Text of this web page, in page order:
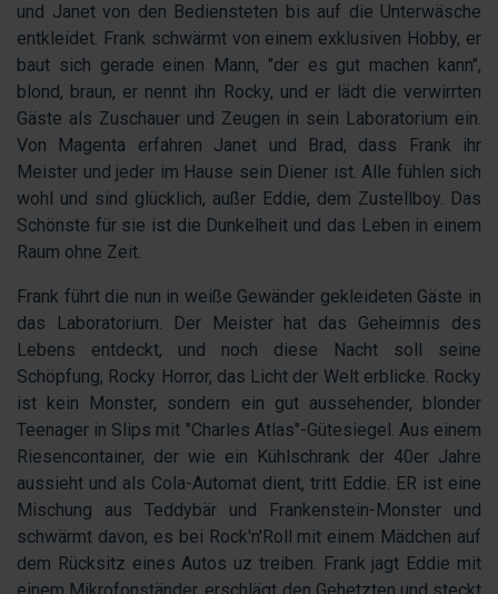
und Janet von den Bediensteten bis auf die Unterwäsche
entkleidet. Frank schwärmt von einem exklusiven Hobby, er
baut sich gerade einen Mann, "der es gut machen kann",
blond, braun, er nennt ihn Rocky, und er lädt die verwirrten
Gäste als Zuschauer und Zeugen in sein Laboratorium ein.
Von Magenta erfahren Janet und Brad, dass Frank ihr
Meister und jeder im Hause sein Diener ist. Alle fühlen sich
wohl und sind glücklich, außer Eddie, dem Zustellboy. Das
Schönste für sie ist die Dunkelheit und das Leben in einem
Raum ohne Zeit.
Frank führt die nun in weiße Gewänder gekleideten Gäste in
das Laboratorium. Der Meister hat das Geheimnis des
Lebens entdeckt, und noch diese Nacht soll seine
Schöpfung, Rocky Horror, das Licht der Welt erblicke. Rocky
ist kein Monster, sondern ein gut aussehender, blonder
Teenager in Slips mit "Charles Atlas"-Gütesiegel. Aus einem
Riesencontainer, der wie ein Kühlschrank der 40er Jahre
aussieht und als Cola-Automat dient, tritt Eddie. ER ist eine
Mischung aus Teddybär und Frankenstein-Monster und
schwärmt davon, es bei Rock'n'Roll mit einem Mädchen auf
dem Rücksitz eines Autos uz treiben. Frank jagt Eddie mit